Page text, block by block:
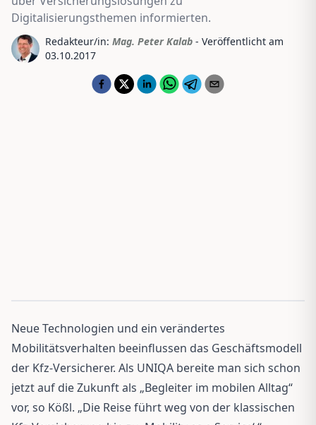
Digitalisierungsthemen informierten.
Redakteur/in: Mag. Peter Kalab - Veröffentlicht am
03.10.2017
Neue Technologien und ein verändertes
Mobilitätsverhalten beeinflussen das Geschäftsmodell
der Kfz-Versicherer. Als UNIQA bereite man sich schon
jetzt auf die Zukunft als „Begleiter im mobilen Alltag“
vor, so Kößl. „Die Reise führt weg von der klassischen